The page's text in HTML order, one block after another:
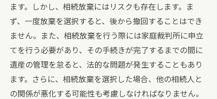
ます。しかし、相続放棄にはリスクも存在します。ま
ず、一度放棄を選択すると、後から撤回することはでき
ません。また、相続放棄を行う際には家庭裁判所に申立
てを行う必要があり、その手続きが完了するまでの間に
遺産の管理を怠ると、法的な問題が発生することもあり
ます。さらに、相続放棄を選択した場合、他の相続人と
の関係が悪化する可能性も考慮しなければなりません。